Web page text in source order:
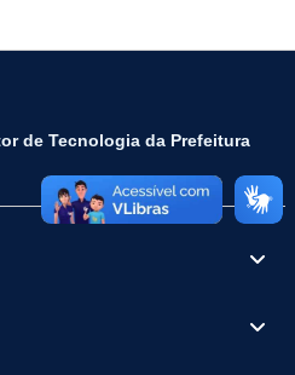
de Tecnologia da Prefeitura